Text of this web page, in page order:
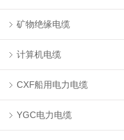
矿物绝缘电缆
计算机电缆
CXF船用电力电缆
YGC电力电缆